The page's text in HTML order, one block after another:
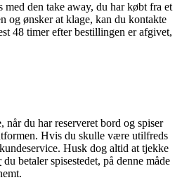
den take away, du har købt fra et
og ønsker at klage, kan du kontakte
48 timer efter bestillingen er afgivet,
du har reserveret bord og spiser
Hvis du skulle være utilfreds
Husk dog altid at tjekke
du betaler spisestedet, på denne måde